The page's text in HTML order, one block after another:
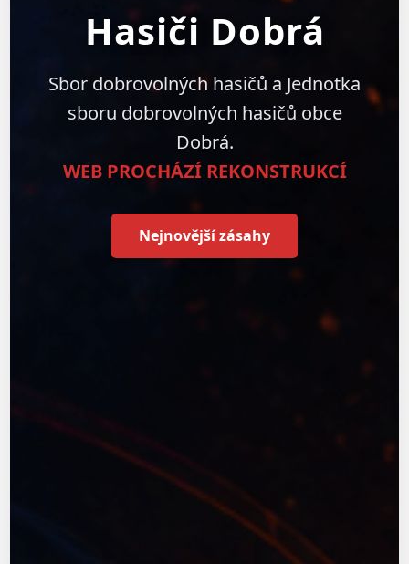
Hasiči Dobrá
Sbor dobrovolných hasičů a Jednotka
sboru dobrovolných hasičů obce
Dobrá.
WEB PROCHÁZÍ REKONSTRUKCÍ
Nejnovější zásahy